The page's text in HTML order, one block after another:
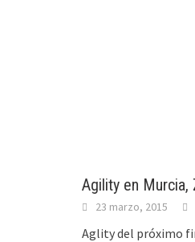
Agility en Murcia,
23 marzo, 2015
Aglity del próximo